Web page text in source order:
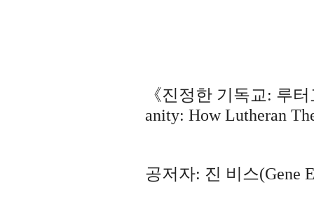
《진정한 기독교: 루
anity: How Lutheran
공저자: 진 비스(Gene